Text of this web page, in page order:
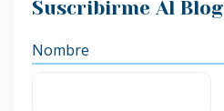
Suscribirme Al Blog
Nombre